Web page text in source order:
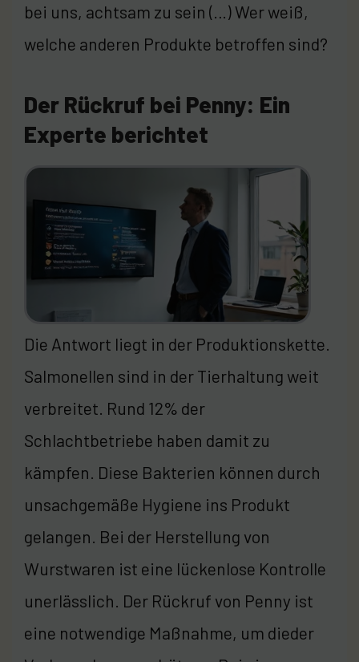
bei uns, achtsam zu sein (…) Wer weiß,
welche anderen Produkte betroffen sind?
Der Rückruf bei Penny: Ein
Experte berichtet
Die Antwort liegt in der Produktionskette.
Salmonellen sind in der Tierhaltung weit
verbreitet. Rund 12% der
Schlachtbetriebe haben damit zu
kämpfen. Diese Bakterien können durch
unsachgemäße Hygiene ins Produkt
gelangen. Bei der Herstellung von
Wurstwaren ist eine lückenlose Kontrolle
unerlässlich. Der Rückruf von Penny ist
eine notwendige Maßnahme, um dieder